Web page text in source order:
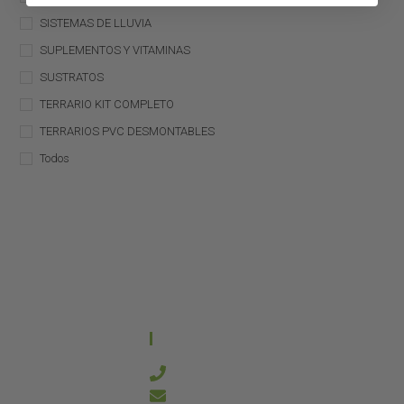
SISTEMAS DE LLUVIA
SUPLEMENTOS Y VITAMINAS
SUSTRATOS
TERRARIO KIT COMPLETO
TERRARIOS PVC DESMONTABLES
Todos